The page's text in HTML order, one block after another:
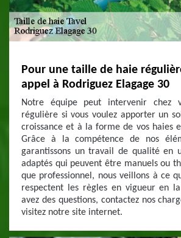
Pour une taille de haie
appel à Rodriguez Elagage 30
Notre équipe peut intervenir chez
régulière si vous voulez apporter un
croissance et à la forme de vos haies
Grâce à la compétence de nos
garantissons un travail de qualité en
adaptés qui peuvent être manuels ou
que professionnel, nous veillons à ce
respectent les règles en vigueur en
avez des questions, contactez nos
visitez notre site internet.